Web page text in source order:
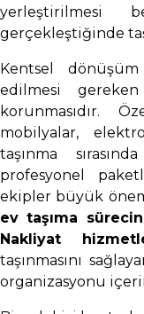
yerleştirilmesi
gerçekleştiğinde
Kentsel
edilmesi
korunmasıdır.
mobilyalar,
taşınma
profesyonel
ekipler büyük
ev taşıma
Nakliyat
taşınmasını
organizasyonu